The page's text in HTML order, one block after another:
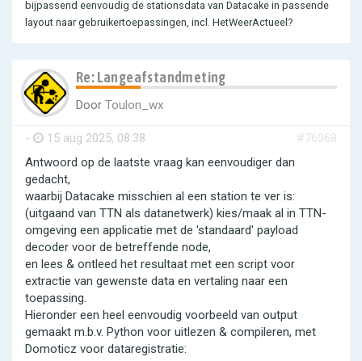
bijpassend eenvoudig de stationsdata van Datacake in passende
layout naar gebruikertoepassingen, incl. HetWeerActueel?
Re: Langeafstandmeting
Door Toulon_wx
- 15 aug 2025, 08:38
#76068
Antwoord op de laatste vraag kan eenvoudiger dan
gedacht,
waarbij Datacake misschien al een station te ver is:
(uitgaand van TTN als datanetwerk) kies/maak al in TTN-
omgeving een applicatie met de 'standaard' payload
decoder voor de betreffende node,
en lees & ontleed het resultaat met een script voor
extractie van gewenste data en vertaling naar een
toepassing.
Hieronder een heel eenvoudig voorbeeld van output
gemaakt m.b.v. Python voor uitlezen & compileren, met
Domoticz voor dataregistratie: